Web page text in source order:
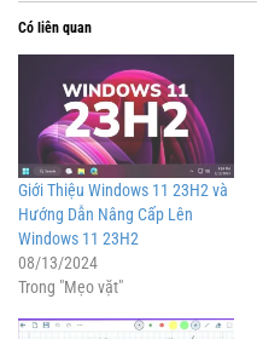
Có liên quan
Giới Thiệu Windows 11 23H2 và
Hướng Dẫn Nâng Cấp Lên
Windows 11 23H2
08/13/2024
Trong "Mẹo vặt"